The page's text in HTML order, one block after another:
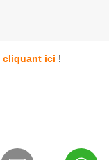
cliquant ici !